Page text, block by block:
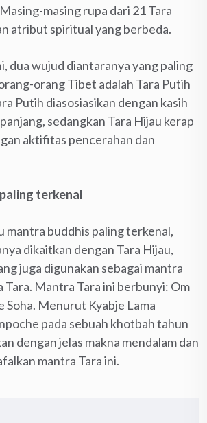
masing rupa dari 21 Tara
atribut spiritual yang berbeda.
dua wujud diantaranya yang paling
orang Tibet adalah Tara Putih
Putih diasosiasikan dengan kasih
sedangkan Tara Hijau kerap
aktifitas pencerahan dan
terkenal
mantra buddhis paling terkenal,
dikaitkan dengan Tara Hijau,
juga digunakan sebagai mantra
Tara. Mantra Tara ini berbunyi: Om
Soha. Menurut Kyabje Lama
pada sebuah khotbah tahun
dengan jelas makna mendalam dan
mantra Tara ini.